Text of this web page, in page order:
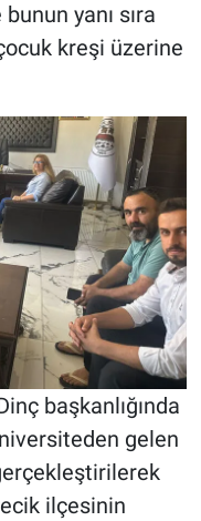
yanı sıra
kreşi üzerine
başkanlığında
gelen
ilçesinin